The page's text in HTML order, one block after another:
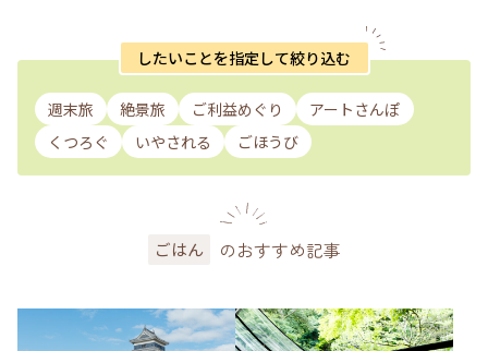
したいことを指定して絞り込む
週末旅 絶景旅 ご利益めぐり
アートさんぽ
くつろぐ
いやされる ごほうび
ごはん のおすすめ記事